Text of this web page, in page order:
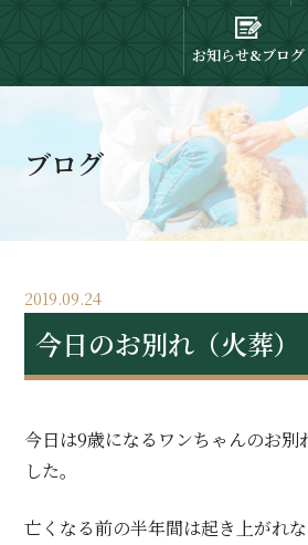
お知らせ&ブログ
ブログ
2019.09.24
今日のお別れ（火葬）
今日は9歳になるワンちゃんのお別
した。
亡くなる前の半年間は起き上がれ